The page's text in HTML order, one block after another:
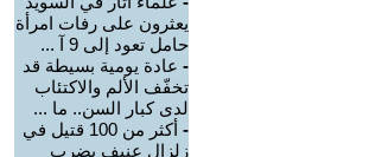
يعثرون على رفات امرأة
حامل تعود إلى 9 آ ...
- عادة يومية بسيطة قد
تخفّف الألم والاكتئاب
لدى كبار السن.. ما ...
-
أكثر من 100 قتيل في
زلزال عنيف يضرب